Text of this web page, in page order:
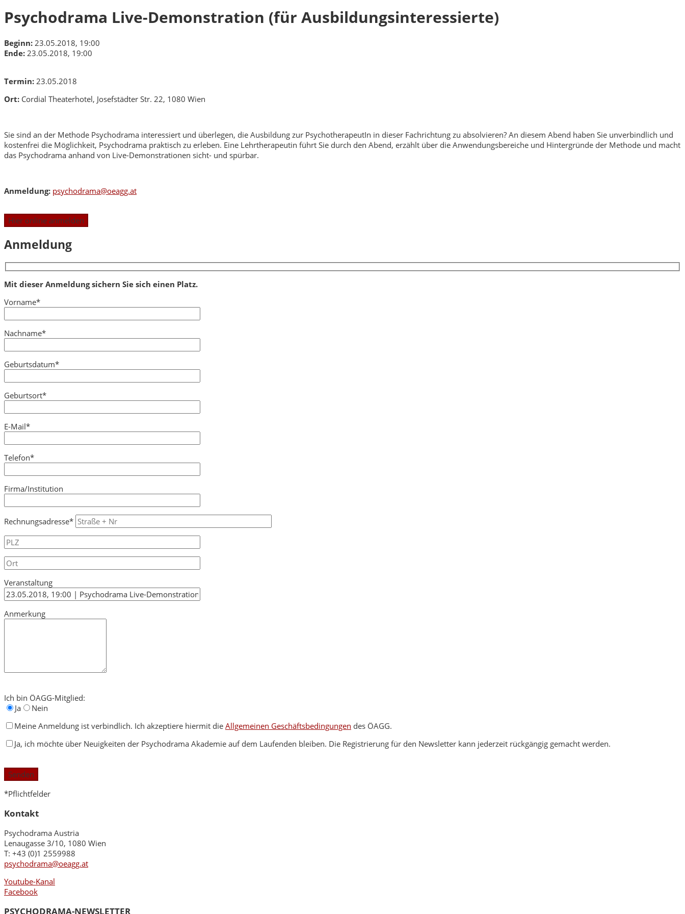
Psychodrama Live-Demonstration (für Ausbildungsinteressierte)
Beginn: 23.05.2018, 19:00
Ende: 23.05.2018, 19:00
Termin: 23.05.2018
Ort: Cordial Theaterhotel, Josefstädter Str. 22, 1080 Wien
Sie sind an der Methode Psychodrama interessiert und überlegen, die Ausbildung zur PsychotherapeutIn in dieser Fachrichtung zu absolvieren? An diesem Abend haben Sie unverbindlich und
kostenfrei die Möglichkeit, Psychodrama praktisch zu erleben. Eine Lehrtherapeutin führt Sie durch den Abend, erzählt über die Anwendungsbereiche und Hintergründe der Methode und macht
das Psychodrama anhand von Live-Demonstrationen sicht- und spürbar.
Anmeldung: psychodrama@oeagg.at
Anmeldung
Mit dieser Anmeldung sichern Sie sich einen Platz.
Vorname*
Nachname*
Geburtsdatum*
Geburtsort*
E-Mail*
Telefon*
Firma/Institution
Rechnungsadresse*
Veranstaltung
Anmerkung
Ich bin ÖAGG-Mitglied:
Ja
Nein
Meine Anmeldung ist verbindlich. Ich akzeptiere hiermit die Allgemeinen Geschäftsbedingungen des ÖAGG.
Ja, ich möchte über Neuigkeiten der Psychodrama Akademie auf dem Laufenden bleiben. Die Registrierung für den Newsletter kann jederzeit rückgängig gemacht werden.
lasse
dieses
Feld
*Pflichtfelder
Kontakt
Psychodrama Austria
Lenaugasse 3/10, 1080 Wien
T: +43 (0)1 2559988
psychodrama@oeagg.at
Youtube-Kanal
Facebook
PSYCHODRAMA-NEWSLETTER